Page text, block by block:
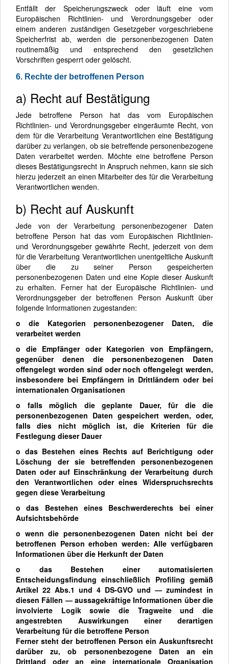
Entfällt der Speicherungszweck oder läuft eine vom
Europäischen Richtlinien- und Verordnungsgeber oder
einem anderen zuständigen Gesetzgeber vorgeschriebene
Speicherfrist ab, werden die personenbezogenen Daten
routinemäßig und entsprechend den gesetzlichen
Vorschriften gesperrt oder gelöscht.
6. Rechte der betroffenen Person
a) Recht auf Bestätigung
Jede betroffene Person hat das vom Europäischen
Richtlinien- und Verordnungsgeber eingeräumte Recht, von
dem für die Verarbeitung Verantwortlichen eine Bestätigung
darüber zu verlangen, ob sie betreffende personenbezogene
Daten verarbeitet werden. Möchte eine betroffene Person
dieses Bestätigungsrecht in Anspruch nehmen, kann sie sich
hierzu jederzeit an einen Mitarbeiter des für die Verarbeitung
Verantwortlichen wenden.
b) Recht auf Auskunft
Jede von der Verarbeitung personenbezogener Daten
betroffene Person hat das vom Europäischen Richtlinien-
und Verordnungsgeber gewährte Recht, jederzeit von dem
für die Verarbeitung Verantwortlichen unentgeltliche Auskunft
über die zu seiner Person gespeicherten
personenbezogenen Daten und eine Kopie dieser Auskunft
zu erhalten. Ferner hat der Europäische Richtlinien- und
Verordnungsgeber der betroffenen Person Auskunft über
folgende Informationen zugestanden:
o die Kategorien personenbezogener Daten, die
verarbeitet werden
o die Empfänger oder Kategorien von Empfängern,
gegenüber denen die personenbezogenen Daten
offengelegt worden sind oder noch offengelegt werden,
insbesondere bei Empfängern in Drittländern oder bei
internationalen Organisationen
o falls möglich die geplante Dauer, für die die
personenbezogenen Daten gespeichert werden, oder,
falls dies nicht möglich ist, die Kriterien für die
Festlegung dieser Dauer
o das Bestehen eines Rechts auf Berichtigung oder
Löschung der sie betreffenden personenbezogenen
Daten oder auf Einschränkung der Verarbeitung durch
den Verantwortlichen oder eines Widerspruchsrechts
gegen diese Verarbeitung
o das Bestehen eines Beschwerderechts bei einer
Aufsichtsbehörde
o wenn die personenbezogenen Daten nicht bei der
betroffenen Person erhoben werden: Alle verfügbaren
Informationen über die Herkunft der Daten
o das Bestehen einer automatisierten
Entscheidungsfindung einschließlich Profiling gemäß
Artikel 22 Abs.1 und 4 DS-GVO und — zumindest in
diesen Fällen — aussagekräftige Informationen über die
involvierte Logik sowie die Tragweite und die
angestrebten Auswirkungen einer derartigen
Verarbeitung für die betroffene Person
Ferner steht der betroffenen Person ein Auskunftsrecht
darüber zu, ob personenbezogene Daten an ein
Drittland oder an eine internationale Organisation